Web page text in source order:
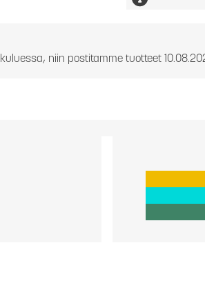
kuluessa, niin postitamme tuotteet